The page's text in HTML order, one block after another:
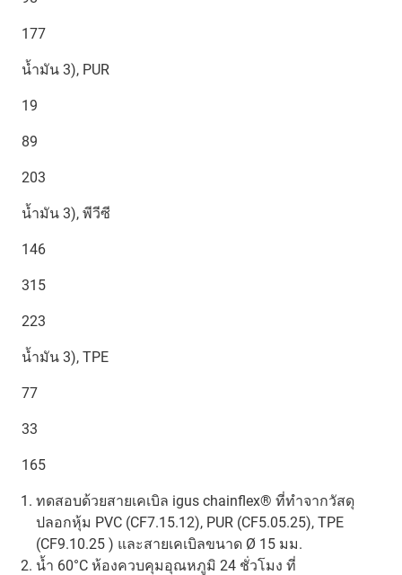
177
น้ำมัน 3), PUR
19
89
203
น้ำมัน 3), พีวีซี
146
315
223
น้ำมัน 3), TPE
77
33
165
ทดสอบด้วยสายเคเบิล igus chainflex® ที่ทำจากวัสดุ
ปลอกหุ้ม PVC (CF7.15.12), PUR (CF5.05.25), TPE
(CF9.10.25 ) และสายเคเบิลขนาด Ø 15 มม.
น้ำ 60°C ห้องควบคุมอุณหภูมิ 24 ชั่วโมง ที่